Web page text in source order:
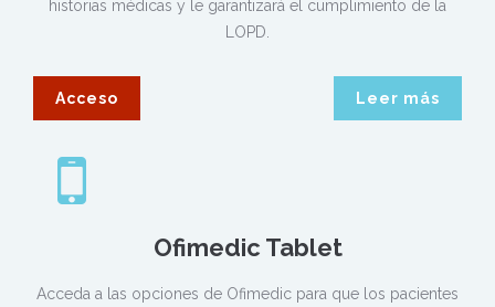
historias médicas y le garantizará el cumplimiento de la
LOPD.
Acceso Leer más
Ofimedic Tablet
Acceda a las opciones de Ofimedic para que los pacientes